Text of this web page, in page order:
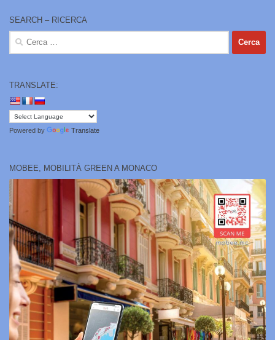
SEARCH – RICERCA
Ricerca
TRANSLATE:
Powered by Translate
MOBEE, MOBILITÀ GREEN A MONACO